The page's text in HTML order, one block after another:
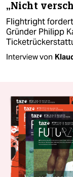
„Nicht
Flightright
Gründer Philipp
Interview von